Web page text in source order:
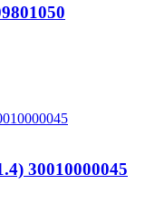
30010000045